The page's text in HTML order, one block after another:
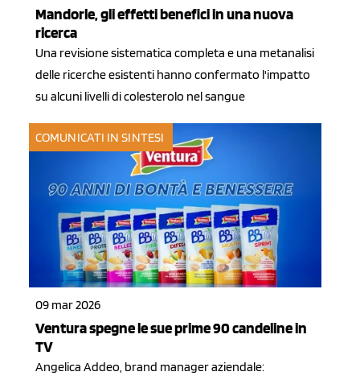
Mandorle, gli effetti benefici in una nuova
ricerca
Una revisione sistematica completa e una metanalisi
delle ricerche esistenti hanno confermato l'impatto
su alcuni livelli di colesterolo nel sangue
COMUNICATI IN SINTESI
09 mar 2026
Ventura spegne le sue prime 90 candeline in
TV
Angelica Addeo, brand manager aziendale: